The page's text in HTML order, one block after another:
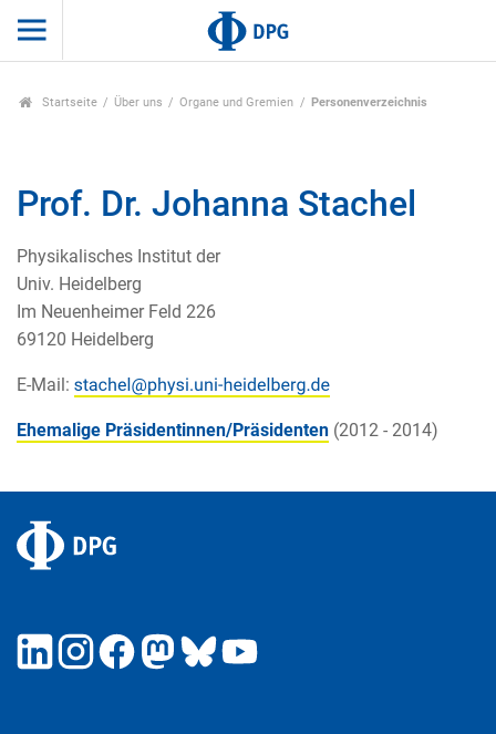
Startseite Über uns Organe und Gremien Personenverzeichnis
Prof. Dr. Johanna Stachel
Physikalisches Institut der
Univ. Heidelberg
Im Neuenheimer Feld 226
69120 Heidelberg
E-Mail:
Ehemalige Präsidentinnen/Präsidenten (2012 - 2014)